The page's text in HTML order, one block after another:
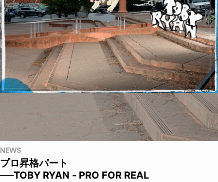
NEWS
プロ昇格パート
──TOBY RYAN - PRO FOR REAL